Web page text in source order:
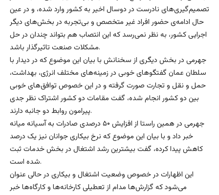
تصمیم‌گیری‌های نادرست در دوسال اخیر به کشور وارد شده، و در عین
حال ادامه‌ی حضور افراد غیر متخصص و بی‌تجربه در بخش‌های دیگر
اجرایی کشور، به نظر نمی‌رسد که این انتصاب هم بتواند چندان در حل
مشکلات صنعت تاثیرگذار باشد.
جهرمی در بخش دیگری از سخنانش با بیان این موضوع که در دیدار با
سلطان عمان گفتگوهای خوبی در زمینه‌های مختلف انرژی، بهداشت،
حمل و نقل و تجارت صورت گرفته و در این خصوص توافق‌های خوبی
بین دو کشور انجام شده، گفت مقامات دو کشور اشتراک نظر جدی
پیرامون روابط دو جانبه دارند.
جهرمی در همین راستا از افزایش ۵۰ درصدی صادرات به آسیانه میانه
خبر داد و با بیان این موضوع که نرخ بیکاری جوانان نیز یک درصد
کاهش پیدا کرده، گفت بیشترین رشد اشتغال در بخش خدمات ثبت
شده است.
این اظهارات در خصوص وضعیت اشتغال و بیکاری در حالی عنوان
می‌شود که گزارش‌ها مدام از تعطیلی کارخانه‌ها و کارگاه‌ها خبر